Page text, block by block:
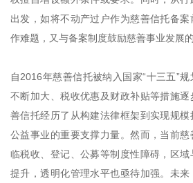
出发，如将不动产过户作为慈善信托备
作难题，又与备案制度鼓励慈善事业发展的
自2016年慈善信托被纳入国家“十三五”
不断加大、税收优惠及财政补贴等措施
善信托经历了从构建法律框架到实现规
公益事业的重要支撑力量。然而，当前
临税收、登记、公募等制度性障碍，区
提升，透明化管理水平也亟待加强。未